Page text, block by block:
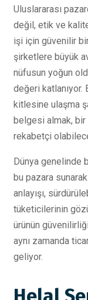
Uluslararası
değil, etik ve
işi için güvenilir
şirketlere büyük
nüfusun yoğun
değeri
kitlesine ulaşma
belgesi almak, bir
rekabetçi
Dünya genelinde
bu pazara
anlayışı,
tüketicilerinin
ürünün
aynı zamanda
geliyor.